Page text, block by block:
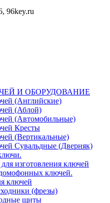
96key.ru
И ОБОРУДОВАНИЕ
(Английские)
(Аблой)
(Автомобильные)
Кресты
(Вертикальные)
Сувальдные (Дверняк)
изготовления ключей
ключей.
ключей
(фрезы)
щиты